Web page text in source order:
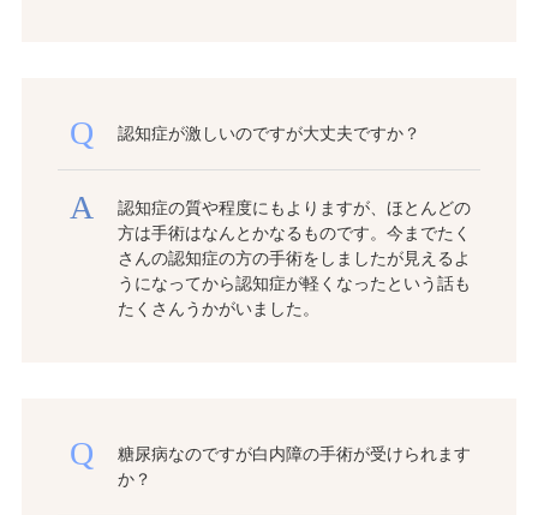
認知症が激しいのですが大丈夫ですか？
認知症の質や程度にもよりますが、ほとんどの
方は手術はなんとかなるものです。今までたく
さんの認知症の方の手術をしましたが見えるよ
うになってから認知症が軽くなったという話も
たくさんうかがいました。
糖尿病なのですが白内障の手術が受けられます
か？